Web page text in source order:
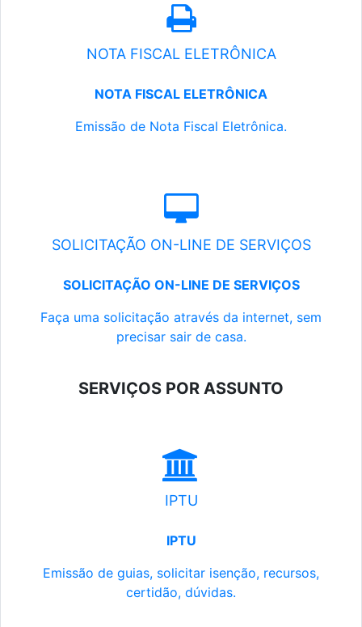
NOTA FISCAL ELETRÔNICA
NOTA FISCAL ELETRÔNICA
Emissão de Nota Fiscal Eletrônica.
SOLICITAÇÃO ON-LINE DE SERVIÇOS
SOLICITAÇÃO ON-LINE DE SERVIÇOS
Faça uma solicitação através da internet, sem
precisar sair de casa.
SERVIÇOS POR ASSUNTO
IPTU
IPTU
Emissão de guias, solicitar isenção, recursos,
certidão, dúvidas.